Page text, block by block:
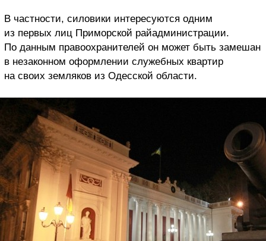
В частности, силовики интересуются одним
из первых лиц Приморской райадминистрации.
По данным правоохранителей он может быть замешан
в незаконном оформлении служебных квартир
на своих земляков из Одесской области.